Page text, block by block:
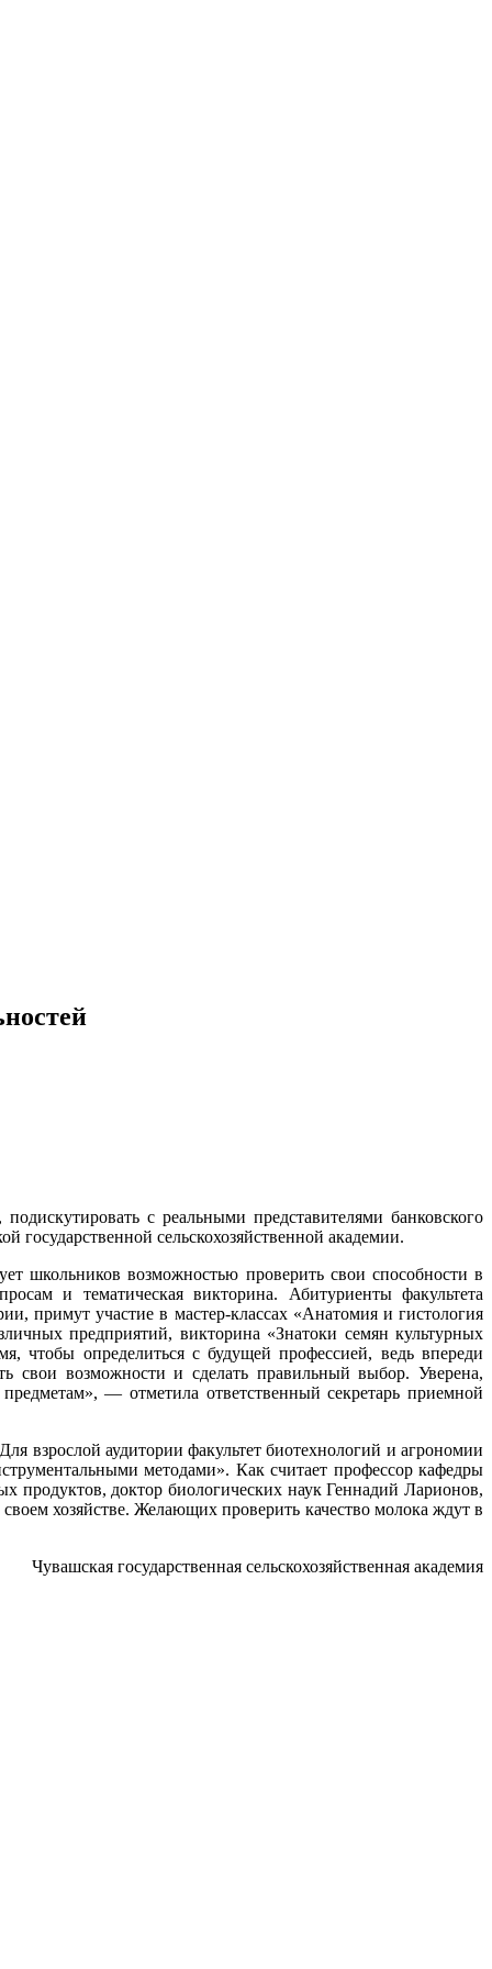
с реальными представителями банковского
государственной сельскохозяйственной академии.
школьников возможностью проверить свои способности в
и тематическая викторина. Абитуриенты факультета
примут участие в мастер-классах «Анатомия и гистология
предприятий, викторина «Знатоки семян культурных
чтобы определиться с будущей профессией, ведь впереди
свои возможности и сделать правильный выбор. Уверена,
— отметила ответственный секретарь приемной
взрослой аудитории факультет биотехнологий и агрономии
методами». Как считает профессор кафедры
продуктов, доктор биологических наук Геннадий Ларионов,
хозяйстве. Желающих проверить качество молока ждут в
Чувашская государственная сельскохозяйственная академия